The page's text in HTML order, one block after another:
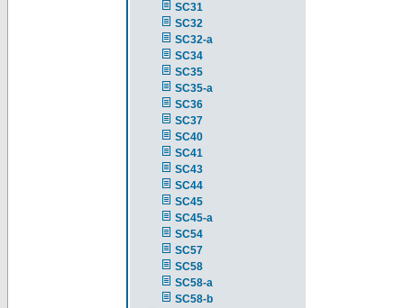
SC31
SC32
SC32-a
SC34
SC35
SC35-a
SC36
SC37
SC40
SC41
SC43
SC44
SC45
SC45-a
SC54
SC57
SC58
SC58-a
SC58-b